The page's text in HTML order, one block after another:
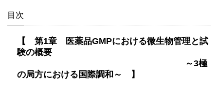
目次
【 第1章
医薬品GMPにおける微生物管理と試
験の概要
～3極
の局方における国際調和～ 】